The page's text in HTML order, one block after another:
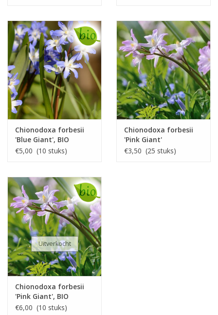
Chionodoxa forbesii
'Blue Giant', BIO
€5,00 (10 stuks)
Chionodoxa forbesii
'Pink Giant'
€3,50 (25 stuks)
Uitverkocht
Chionodoxa forbesii
'Pink Giant', BIO
€6,00 (10 stuks)